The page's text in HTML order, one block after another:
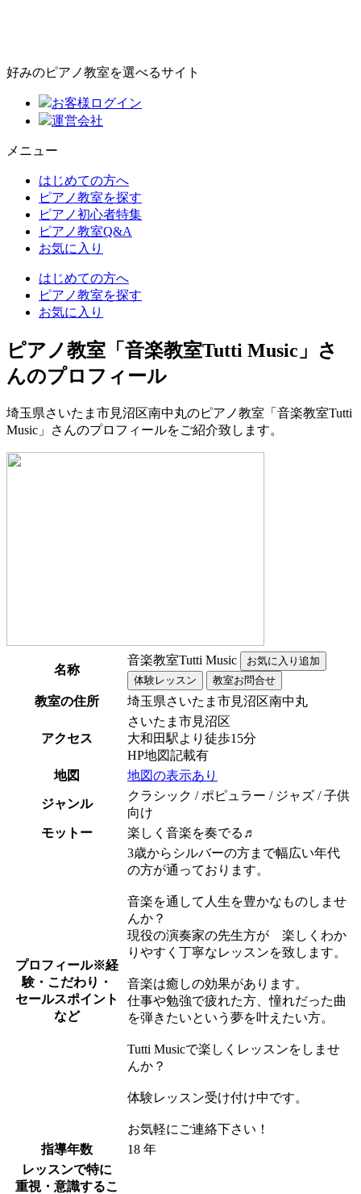
好みのピアノ教室を選べるサイト
お客様ログイン
運営会社
メニュー
はじめての方へ
ピアノ教室を探す
ピアノ初心者特集
ピアノ教室Q&A
お気に入り
はじめての方へ
ピアノ教室を探す
お気に入り
ピアノ教室「音楽教室Tutti Music」さ
んのプロフィール
埼玉県さいたま市見沼区南中丸のピアノ教室「音楽教室Tutti
Music」さんのプロフィールをご紹介致します。
名称
音楽教室Tutti Music
教室の住所 埼玉県さいたま市見沼区南中丸
アクセス
さいたま市見沼区
大和田駅より徒歩15分
HP地図記載有
地図
地図の表示あり
ジャンル
クラシック / ポピュラー / ジャズ / 子供
向け
モットー
楽しく音楽を奏でる♬
プロフィール※経
験・こだわり・
セールスポイント
など
3歳からシルバーの方まで幅広い年代
の方が通っております。
音楽を通して人生を豊かなものしませ
んか？
現役の演奏家の先生方が 楽しくわか
りやすく丁寧なレッスンを致します。
音楽は癒しの効果があります。
仕事や勉強で疲れた方、憧れだった曲
を弾きたいという夢を叶えたい方。
Tutti Musicで楽しくレッスンをしませ
んか？
体験レッスン受け付け中です。
お気軽にご連絡下さい！
指導年数
18 年
レッスンで特に
重視・意識するこ